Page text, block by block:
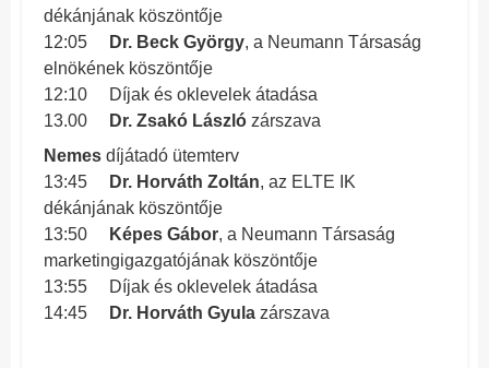
dékánjának köszöntője
12:05
Dr. Beck György, a Neumann Társaság
elnökének köszöntője
12:10 Díjak és oklevelek átadása
13.00
Dr. Zsakó László zárszava
Nemes díjátadó ütemterv
13:45
Dr. Horváth Zoltán, az ELTE IK
dékánjának köszöntője
13:50
Képes Gábor, a Neumann Társaság
marketingigazgatójának köszöntője
13:55 Díjak és oklevelek átadása
14:45
Dr. Horváth Gyula zárszava